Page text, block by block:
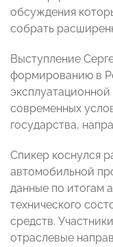
обсуждения
собрать
Выступление
формированию в
современных
государства,
Спикер коснулся
автомобильной
данные по итогам
технического
средств.
отраслевые